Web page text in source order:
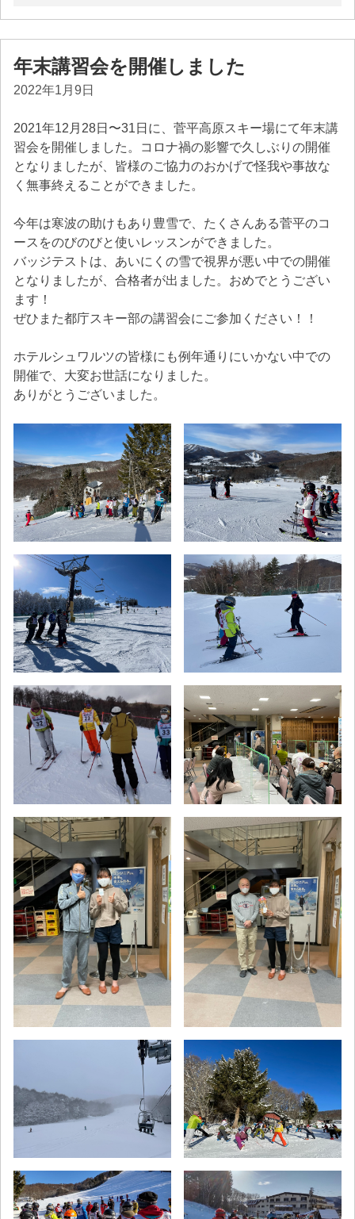
年末講習会を開催しました
2022年1月9日
2021年12月28日〜31日に、菅平高原スキー場にて年末講
習会を開催しました。コロナ禍の影響で久しぶりの開催
となりましたが、皆様のご協力のおかげで怪我や事故な
く無事終えることができました。
今年は寒波の助けもあり豊雪で、たくさんある菅平のコ
ースをのびのびと使いレッスンができました。
バッジテストは、あいにくの雪で視界が悪い中での開催
となりましたが、合格者が出ました。おめでとうござい
ます！
ぜひまた都庁スキー部の講習会にご参加ください！！
ホテルシュワルツの皆様にも例年通りにいかない中での
開催で、大変お世話になりました。
ありがとうございました。